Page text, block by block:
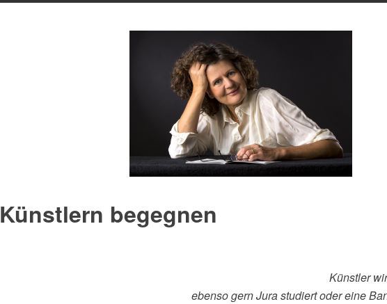
Künstlern begegnen
Künstler
ebenso gern Jura studiert oder eine